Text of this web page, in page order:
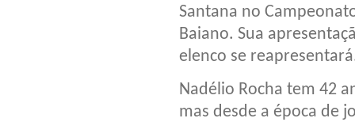
Santana no
Baiano. Sua
elenco se
Nadélio Rocha tem 42
mas desde a época de